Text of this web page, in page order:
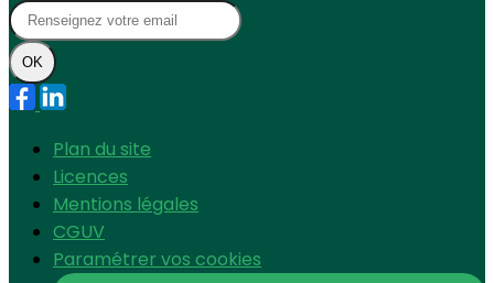
OK
Plan du site
Licences
Mentions légales
CGUV
Paramétrer vos cookies